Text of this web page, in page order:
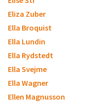
Eliza Zuber
Ella Broquist
Ella Lundin
Ella Rydstedt
Ella Svejme
Ella Wagner
Ellen Magnusson